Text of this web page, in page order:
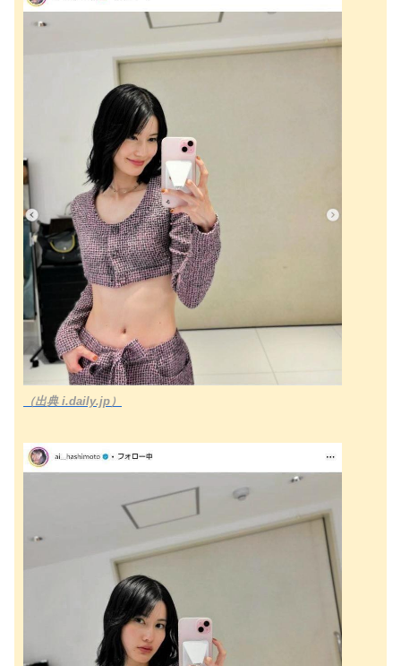
（出典 i.daily.jp）